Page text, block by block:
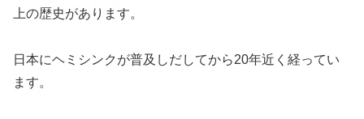
上の歴史があります。
日本にヘミシンクが普及しだしてから20年近く経ってい
ます。